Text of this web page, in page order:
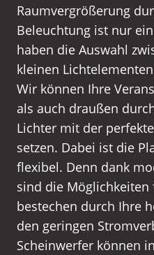
Raumvergrößerung
Beleuchtung ist nur
haben die Auswahl
kleinen
Wir können Ihre
als auch draußen
Lichter mit der
setzen. Dabei ist die
flexibel. Denn dank
sind die Möglichkeiten
bestechen durch Ihre
den geringen
Scheinwerfer können